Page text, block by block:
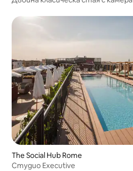
The Social Hub Rome
Студио Executive